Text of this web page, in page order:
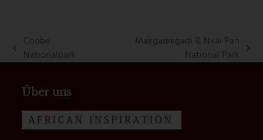
vorheriger
Chobe
Nationalpark
Makgadikgadi & Nxai Pan
National Park
Über uns